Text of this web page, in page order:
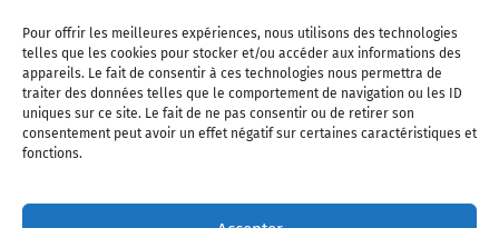
Pour offrir les meilleures expériences, nous utilisons des technologies
telles que les cookies pour stocker et/ou accéder aux informations des
appareils. Le fait de consentir à ces technologies nous permettra de
traiter des données telles que le comportement de navigation ou les ID
uniques sur ce site. Le fait de ne pas consentir ou de retirer son
consentement peut avoir un effet négatif sur certaines caractéristiques et
fonctions.
Qui sommes-nous Publiez votre annonce
Adhérer à l’association Nous contacter